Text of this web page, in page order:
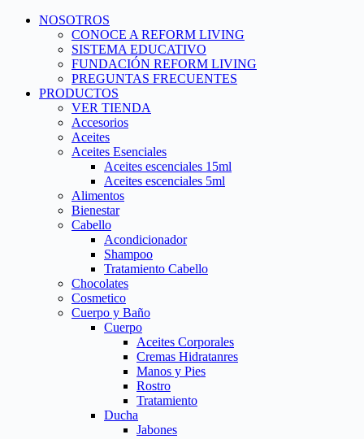
NOSOTROS
CONOCE A REFORM LIVING
SISTEMA EDUCATIVO
FUNDACIÓN REFORM LIVING
PREGUNTAS FRECUENTES
PRODUCTOS
VER TIENDA
Accesorios
Aceites
Aceites Esenciales
Aceites escenciales 15ml
Aceites escenciales 5ml
Alimentos
Bienestar
Cabello
Acondicionador
Shampoo
Tratamiento Cabello
Chocolates
Cosmetico
Cuerpo y Baño
Cuerpo
Aceites Corporales
Cremas Hidratanres
Manos y Pies
Rostro
Tratamiento
Ducha
Jabones